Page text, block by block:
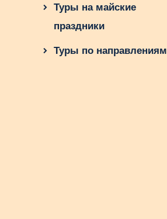
Туры на майские
праздники
Туры по направлениям